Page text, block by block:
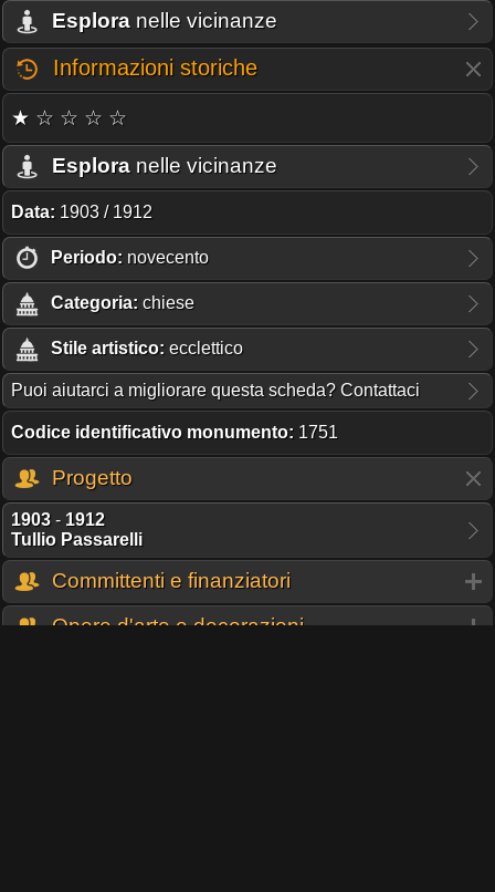
Esplora nelle vicinanze
Informazioni storiche
★ ☆ ☆ ☆ ☆
Esplora nelle vicinanze
Data: 1903 / 1912
Periodo: novecento
Categoria: chiese
Stile artistico: ecclettico
Puoi aiutarci a migliorare questa scheda? Contattaci
Codice identificativo monumento: 1751
Progetto
1903 - 1912
Tullio Passarelli
Committenti e finanziatori
Opere d'arte e decorazioni